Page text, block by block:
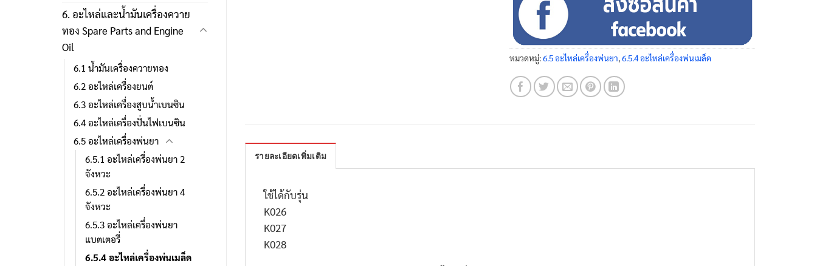
6. อะไหล่และน้ำมันเครื่องควาย
ทอง Spare Parts and Engine
Oil
6.1 น้ำมันเครื่องควายทอง
6.2 อะไหล่เครื่องยนต์
6.3 อะไหล่เครื่องสูบน้ำเบนซิน
6.4 อะไหล่เครื่องปั่นไฟเบนซิน
6.5 อะไหล่เครื่องพ่นยา
6.5.1 อะไหล่เครื่องพ่นยา 2
จังหวะ
6.5.2 อะไหล่เครื่องพ่นยา 4
จังหวะ
6.5.3 อะไหล่เครื่องพ่นยา
แบตเตอรี่
6.5.4 อะไหล่เครื่องพ่นเมล็ด
หมวดหมู่:6.5 อะไหล่เครื่องพ่นยา,6.5.4 อะไหล่เครื่องพ่นเมล็ด
รายละเอียดเพิ่มเติม
ใช้ได้กับรุ่น
K026
K027
K028